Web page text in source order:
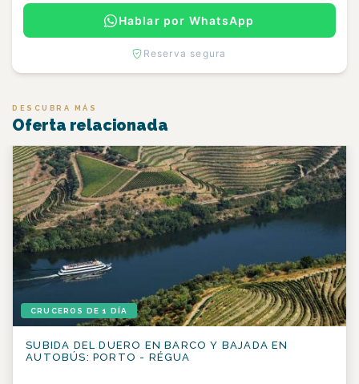
Hablar por WhatsApp
Reserva segura
DESCUBRA MÁS
Oferta relacionada
CRUCEROS DE 1 DÍA
SUBIDA DEL DUERO EN BARCO Y BAJADA EN
AUTOBÚS: PORTO - RÉGUA